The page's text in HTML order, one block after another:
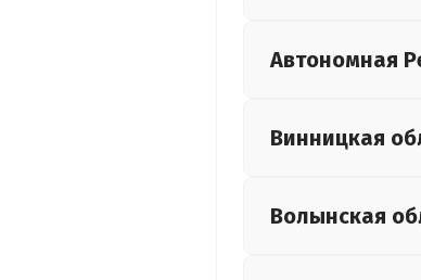
Автономная
Винницкая
Волынская